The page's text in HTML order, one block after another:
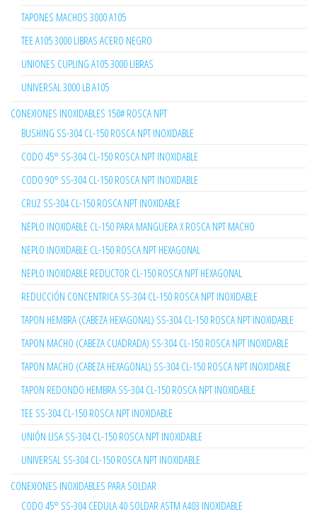
TAPONES MACHOS 3000 A105
TEE A105 3000 LIBRAS ACERO NEGRO
UNIONES CUPLING A105 3000 LIBRAS
UNIVERSAL 3000 LB A105
CONEXIONES INOXIDABLES 150# ROSCA NPT
BUSHING SS-304 CL-150 ROSCA NPT INOXIDABLE
CODO 45° SS-304 CL-150 ROSCA NPT INOXIDABLE
CODO 90° SS-304 CL-150 ROSCA NPT INOXIDABLE
CRUZ SS-304 CL-150 ROSCA NPT INOXIDABLE
NEPLO INOXIDABLE CL-150 PARA MANGUERA X ROSCA NPT MACHO
NEPLO INOXIDABLE CL-150 ROSCA NPT HEXAGONAL
NEPLO INOXIDABLE REDUCTOR CL-150 ROSCA NPT HEXAGONAL
REDUCCIÓN CONCENTRICA SS-304 CL-150 ROSCA NPT INOXIDABLE
TAPON HEMBRA (CABEZA HEXAGONAL) SS-304 CL-150 ROSCA NPT INOXIDABLE
TAPON MACHO (CABEZA CUADRADA) SS-304 CL-150 ROSCA NPT INOXIDABLE
TAPON MACHO (CABEZA HEXAGONAL) SS-304 CL-150 ROSCA NPT INOXIDABLE
TAPON REDONDO HEMBRA SS-304 CL-150 ROSCA NPT INOXIDABLE
TEE SS-304 CL-150 ROSCA NPT INOXIDABLE
UNIÓN LISA SS-304 CL-150 ROSCA NPT INOXIDABLE
UNIVERSAL SS-304 CL-150 ROSCA NPT INOXIDABLE
CONEXIONES INOXIDABLES PARA SOLDAR
CODO 45° SS-304 CEDULA 40 SOLDAR ASTM A403 INOXIDABLE